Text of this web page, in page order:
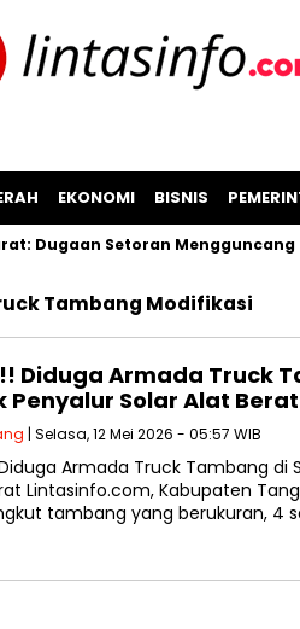
EKONOMI BISNIS
Dugaan Setoran Mengguncang
Tambang Modifikasi
Diduga Armada Truck
Penyalur Solar Alat Berat
| Selasa, 12 Mei 2026 - 05:57 WIB
Armada Truck Tambang di
Lintasinfo.com, Kabupaten
tambang yang berukuran, 4